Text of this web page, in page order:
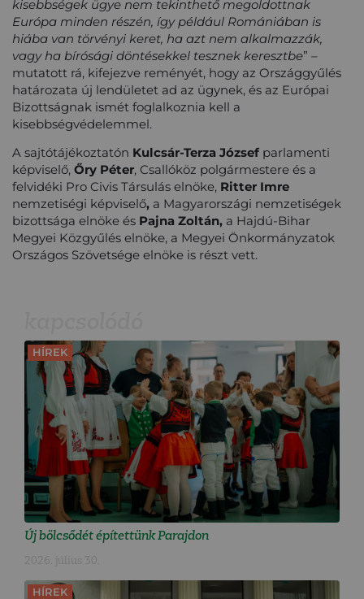
kisebbségek ügye nem tekinthető megoldottnak
Európa minden részén, így például Romániában is
hiába van törvényi keret, ha azt nem alkalmazzák,
vagy ha bírósági döntésekkel tesznek keresztbe” –
mutatott rá, kifejezve reményét, hogy az Országgyűlés
határozata új lendületet ad az ügynek, és az Európai
Bizottságnak ismét foglalkoznia kell a
kisebbségvédelemmel.
A sajtótájékoztatón Kulcsár-Terza József parlamenti
képviselő, Őry Péter, Csallóköz polgármestere és a
felvidéki Pro Civis Társulás elnöke, Ritter Imre
nemzetiségi képviselő, a Magyarországi nemzetiségek
bizottsága elnöke és Pajna Zoltán, a Hajdú-Bihar
Megyei Közgyűlés elnöke, a Megyei Önkormányzatok
Országos Szövetsége elnöke is részt vett.
HÍREK
Új bölcsődét építettünk Parajdon
2026. július 30.
HÍREK